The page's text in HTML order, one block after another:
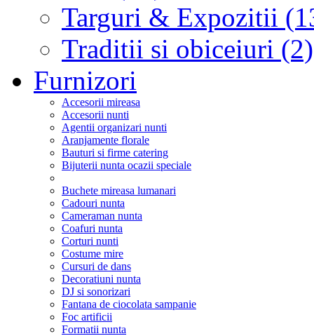
Targuri & Expozitii
Traditii si obiceiuri (2)
Furnizori
Accesorii mireasa
Accesorii nunti
Agentii organizari nunti
Aranjamente florale
Bauturi si firme catering
Bijuterii nunta ocazii speciale
Buchete mireasa lumanari
Cadouri nunta
Cameraman nunta
Coafuri nunta
Corturi nunti
Costume mire
Cursuri de dans
Decoratiuni nunta
DJ si sonorizari
Fantana de ciocolata sampanie
Foc artificii
Formatii nunta